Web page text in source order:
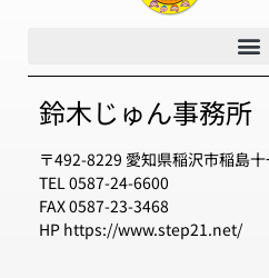
鈴木じゅん事務所
〒492-8229 愛知県稲沢市稲島
TEL 0587-24-6600
FAX 0587-23-3468
HP https://www.step21.net/